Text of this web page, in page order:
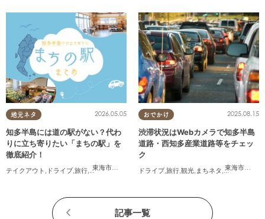
地元ネタ
東海市武豊町 美浜町
2026.05.05
知多半島には道の駅がない？代わ
りに立ち寄りたい「まちの駅」を
徹底紹介！
テイクアウト , ドライブ,旅行,観光,自然
おでかけ
東海市大府
2025.08.15
渋滞状況はWebカメラで知多半島
道路・西知多産業道路等をチェッ
ク
ドライブ,旅行,観光, まちネタ ,渋滞
記事一覧